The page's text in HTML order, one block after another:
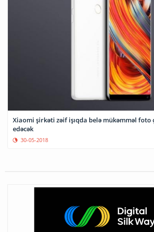
Xiaomi şirkəti zəif işıqda belə mükəmməl foto
edəcək
30-05-2018